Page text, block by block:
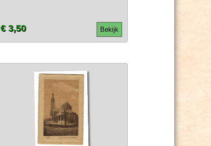
Bekijk
€ 3,50